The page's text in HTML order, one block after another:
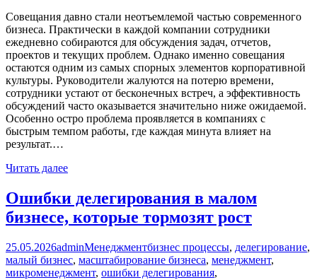
Совещания давно стали неотъемлемой частью современного
бизнеса. Практически в каждой компании сотрудники
ежедневно собираются для обсуждения задач, отчетов,
проектов и текущих проблем. Однако именно совещания
остаются одним из самых спорных элементов корпоративной
культуры. Руководители жалуются на потерю времени,
сотрудники устают от бесконечных встреч, а эффективность
обсуждений часто оказывается значительно ниже ожидаемой.
Особенно остро проблема проявляется в компаниях с
быстрым темпом работы, где каждая минута влияет на
результат.…
Читать далее
Ошибки делегирования в малом
бизнесе, которые тормозят рост
25.05.2026adminМенеджментбизнес процессы, делегирование,
малый бизнес, масштабирование бизнеса, менеджмент,
микроменеджмент, ошибки делегирования,